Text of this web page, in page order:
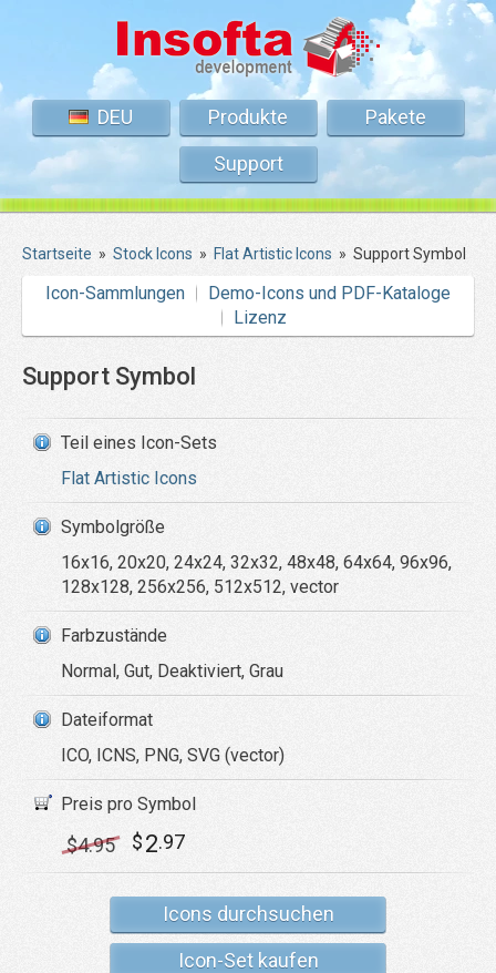
DEU Produkte
Pakete
Support
Startseite » Stock Icons » Flat Artistic Icons » Support Symbol
Icon-Sammlungen
Demo-Icons und PDF-Kataloge
Lizenz
Support Symbol
Teil eines Icon-Sets
Flat Artistic Icons
Symbolgröße
16x16, 20x20, 24x24, 32x32, 48x48, 64x64, 96x96,
128x128, 256x256, 512x512, vector
Farbzustände
Normal, Gut, Deaktiviert, Grau
Dateiformat
ICO, ICNS, PNG, SVG (vector)
Preis pro Symbol
$4.95 $2.97
Icons durchsuchen
Icon-Set kaufen